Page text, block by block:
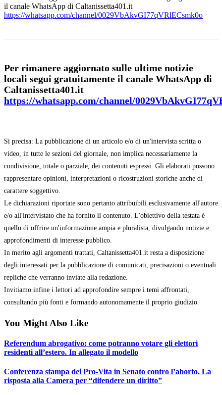
il canale WhatsApp di Caltanissetta401.it
https://whatsapp.com/channel/0029VbAkvGI77qVRlECsmk0o
Per rimanere aggiornato sulle ultime notizie
locali segui gratuitamente il canale WhatsApp di
Caltanissetta401.it
https://whatsapp.com/channel/
Si precisa: La pubblicazione di un articolo e/o di un'intervista scritta o
video, in tutte le sezioni del giornale, non implica necessariamente la
condivisione, totale o parziale, dei contenuti espressi. Gli elaborati possono
rappresentare opinioni, interpretazioni o ricostruzioni storiche anche di
carattere soggettivo.
Le dichiarazioni riportate sono pertanto attribuibili esclusivamente all'autore
e/o all'intervistato che ha fornito il contenuto. L'obiettivo della testata è
quello di offrire un'informazione ampia e pluralista, divulgando notizie e
approfondimenti di interesse pubblico.
In merito agli argomenti trattati, Caltanissetta401.it resta a disposizione
degli interessati per la pubblicazione di comunicati, precisazioni o eventuali
repliche che verranno inviate alla redazione.
Invitiamo infine i lettori ad approfondire sempre i temi affrontati,
consultando più fonti e formando autonomamente il proprio giudizio.
You Might Also Like
Referendum abrogativo: come potranno votare gli elettori
residenti all’estero. In allegato il modello
Conferenza stampa dei Pro-Vita in Senato contro l’aborto. La
risposta alla Camera per “difendere un diritto”